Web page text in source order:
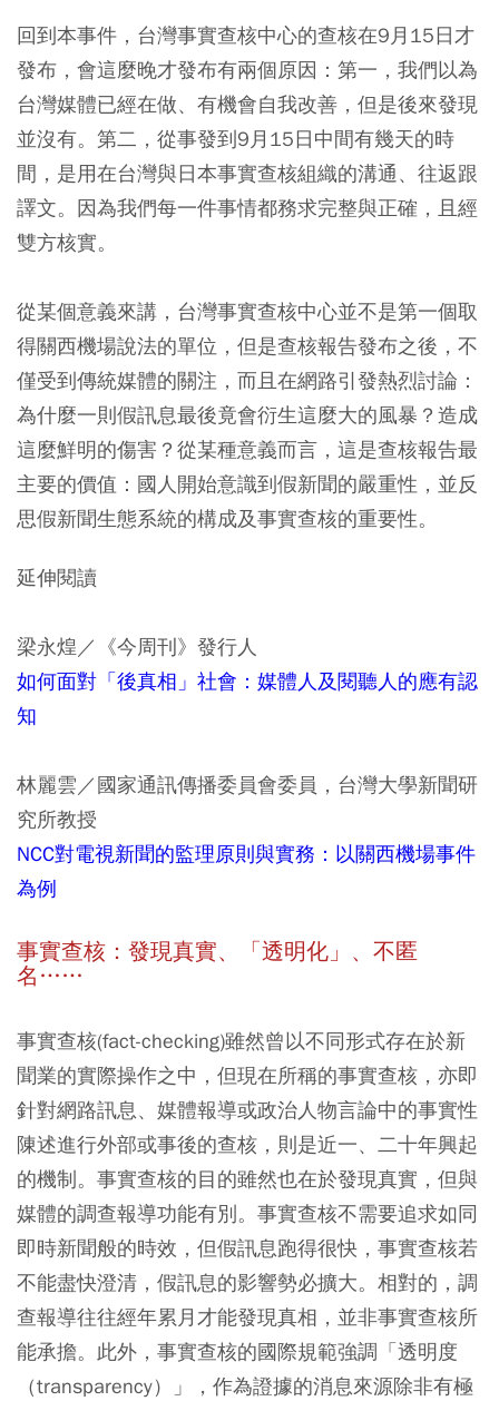
回到本事件，台灣事實查核中心的查核在9月15日才
發布，會這麼晚才發布有兩個原因：第一，我們以為
台灣媒體已經在做、有機會自我改善，但是後來發現
並沒有。第二，從事發到9月15日中間有幾天的時
間，是用在台灣與日本事實查核組織的溝通、往返跟
譯文。因為我們每一件事情都務求完整與正確，且經
雙方核實。
從某個意義來講，台灣事實查核中心並不是第一個取
得關西機場說法的單位，但是查核報告發布之後，不
僅受到傳統媒體的關注，而且在網路引發熱烈討論：
為什麼一則假訊息最後竟會衍生這麼大的風暴？造成
這麼鮮明的傷害？從某種意義而言，這是查核報告最
主要的價值：國人開始意識到假新聞的嚴重性，並反
思假新聞生態系統的構成及事實查核的重要性。
延伸閱讀
梁永煌／《今周刊》發行人
如何面對「後真相」社會：媒體人及閱聽人的應有認
知
林麗雲／國家通訊傳播委員會委員，台灣大學新聞研
究所教授
NCC對電視新聞的監理原則與實務：以關西機場事件
為例
事實查核：發現真實、「透明化」、不匿
名……
事實查核(fact-checking)雖然曾以不同形式存在於新
聞業的實際操作之中，但現在所稱的事實查核，亦即
針對網路訊息、媒體報導或政治人物言論中的事實性
陳述進行外部或事後的查核，則是近一、二十年興起
的機制。事實查核的目的雖然也在於發現真實，但與
媒體的調查報導功能有別。事實查核不需要追求如同
即時新聞般的時效，但假訊息跑得很快，事實查核若
不能盡快澄清，假訊息的影響勢必擴大。相對的，調
查報導往往經年累月才能發現真相，並非事實查核所
能承擔。此外，事實查核的國際規範強調「透明度
（transparency）」，作為證據的消息來源除非有極